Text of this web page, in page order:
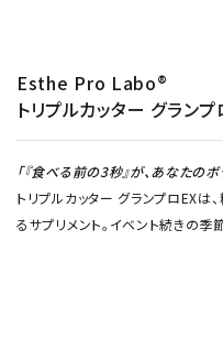
Esthe Pro Labo®
トリプルカッター グラン
「『食べる前の3秒』が、あなたのボ
トリプルカッター グランプロEXは
るサプリメント。イベント続きの季